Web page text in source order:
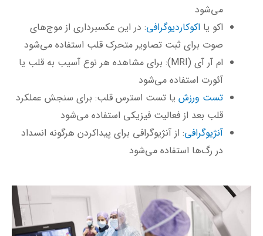
می‌شود
اکو یا اکوکاردیوگرافی: در این عکسبرداری از موج‌های
صوت برای ثبت تصاویر متحرک قلب استفاده می‌شود
ام آر آی (MRI): برای مشاهده هر نوع آسیب به قلب یا
آئورت استفاده می‌شود
تست ورزش یا تست استرس قلب: برای سنجش عملکرد
قلب بعد از فعالیت فیزیکی استفاده می‌شود
آنژیوگرافی: از آنژیوگرافی برای پیدا‌کردن هرگونه انسداد
در رگ‌ها استفاده می‌شود